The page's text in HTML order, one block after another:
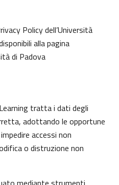
Policy dell’Università
alla pagina
di Padova
tratta i dati degli
adottando le opportune
accessi non
o distruzione non